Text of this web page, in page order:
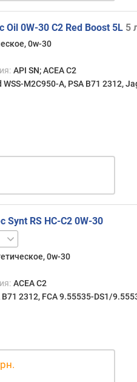
Oil 0W-30 C2 Red Boost 5L 5
0w-30
API SN; ACEA C2
WSS-M2C950-A, PSA B71 2312,
Synt RS HC-C2 0W-30
0w-30
ACEA C2
B71 2312, FCA 9.55535-DS1/